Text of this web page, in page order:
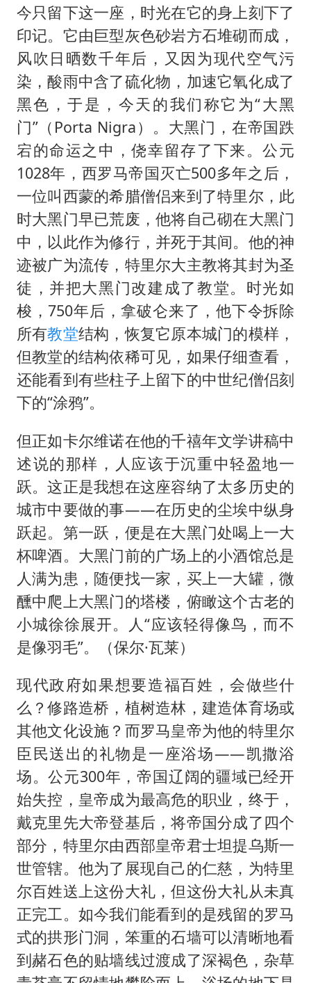
今只留下这一座，时光在它的身上刻下了
印记。它由巨型灰色砂岩方石堆砌而成，
风吹日晒数千年后，又因为现代空气污
染，酸雨中含了硫化物，加速它氧化成了
黑色，于是，今天的我们称它为“大黑
门”（Porta Nigra）。大黑门，在帝国跌
宕的命运之中，侥幸留存了下来。公元
1028年，西罗马帝国灭亡500多年之后，
一位叫西蒙的希腊僧侣来到了特里尔，此
时大黑门早已荒废，他将自己砌在大黑门
中，以此作为修行，并死于其间。他的神
迹被广为流传，特里尔大主教将其封为圣
徒，并把大黑门改建成了教堂。时光如
梭，750年后，拿破仑来了，他下令拆除
所有教堂结构，恢复它原本城门的模样，
但教堂的结构依稀可见，如果仔细查看，
还能看到有些柱子上留下的中世纪僧侣刻
下的“涂鸦”。
但正如卡尔维诺在他的千禧年文学讲稿中
述说的那样，人应该于沉重中轻盈地一
跃。这正是我想在这座容纳了太多历史的
城市中要做的事——在历史的尘埃中纵身
跃起。第一跃，便是在大黑门处喝上一大
杯啤酒。大黑门前的广场上的小酒馆总是
人满为患，随便找一家，买上一大罐，微
醺中爬上大黑门的塔楼，俯瞰这个古老的
小城徐徐展开。人“应该轻得像鸟，而不
是像羽毛”。（保尔·瓦莱）
现代政府如果想要造福百姓，会做些什
么？修路造桥，植树造林，建造体育场或
其他文化设施？而罗马皇帝为他的特里尔
臣民送出的礼物是一座浴场——凯撒浴
场。公元300年，帝国辽阔的疆域已经开
始失控，皇帝成为最高危的职业，终于，
戴克里先大帝登基后，将帝国分成了四个
部分，特里尔由西部皇帝君士坦提乌斯一
世管辖。他为了展现自己的仁慈，为特里
尔百姓送上这份大礼，但这份大礼从未真
正完工。如今我们能看到的是残留的罗马
式的拱形门洞，笨重的石墙可以清晰地看
到赭石色的贴墙线过渡成了深褐色，杂草